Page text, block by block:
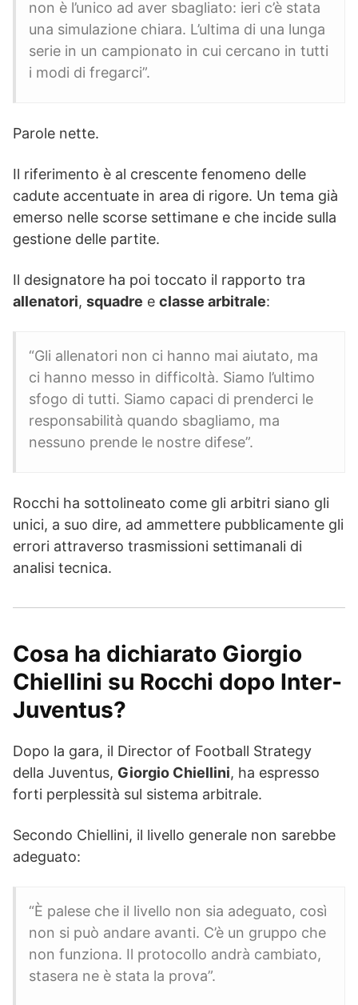
non è l’unico ad aver sbagliato: ieri c’è stata
una simulazione chiara. L’ultima di una lunga
serie in un campionato in cui cercano in tutti
i modi di fregarci”.
Parole nette.
Il riferimento è al crescente fenomeno delle
cadute accentuate in area di rigore. Un tema già
emerso nelle scorse settimane e che incide sulla
gestione delle partite.
Il designatore ha poi toccato il rapporto tra
allenatori, squadre e classe arbitrale:
“Gli allenatori non ci hanno mai aiutato, ma
ci hanno messo in difficoltà. Siamo l’ultimo
sfogo di tutti. Siamo capaci di prenderci le
responsabilità quando sbagliamo, ma
nessuno prende le nostre difese”.
Rocchi ha sottolineato come gli arbitri siano gli
unici, a suo dire, ad ammettere pubblicamente gli
errori attraverso trasmissioni settimanali di
analisi tecnica.
Cosa ha dichiarato Giorgio
Chiellini su Rocchi dopo Inter-
Juventus?
Dopo la gara, il Director of Football Strategy
della Juventus, Giorgio Chiellini, ha espresso
forti perplessità sul sistema arbitrale.
Secondo Chiellini, il livello generale non sarebbe
adeguato:
“È palese che il livello non sia adeguato, così
non si può andare avanti. C’è un gruppo che
non funziona. Il protocollo andrà cambiato,
stasera ne è stata la prova”.